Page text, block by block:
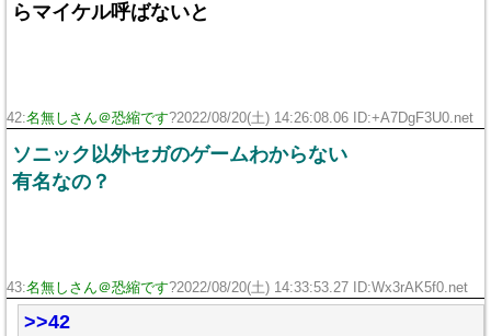
らマイケル呼ばないと
42:名無しさん＠恐縮です?2022/08/20(土) 14:26:08.06 ID:+A7DgF3U0.net
ソニック以外セガのゲームわからない
有名なの？
43:名無しさん＠恐縮です?2022/08/20(土) 14:33:53.27 ID:Wx3rAK5f0.net
>>42